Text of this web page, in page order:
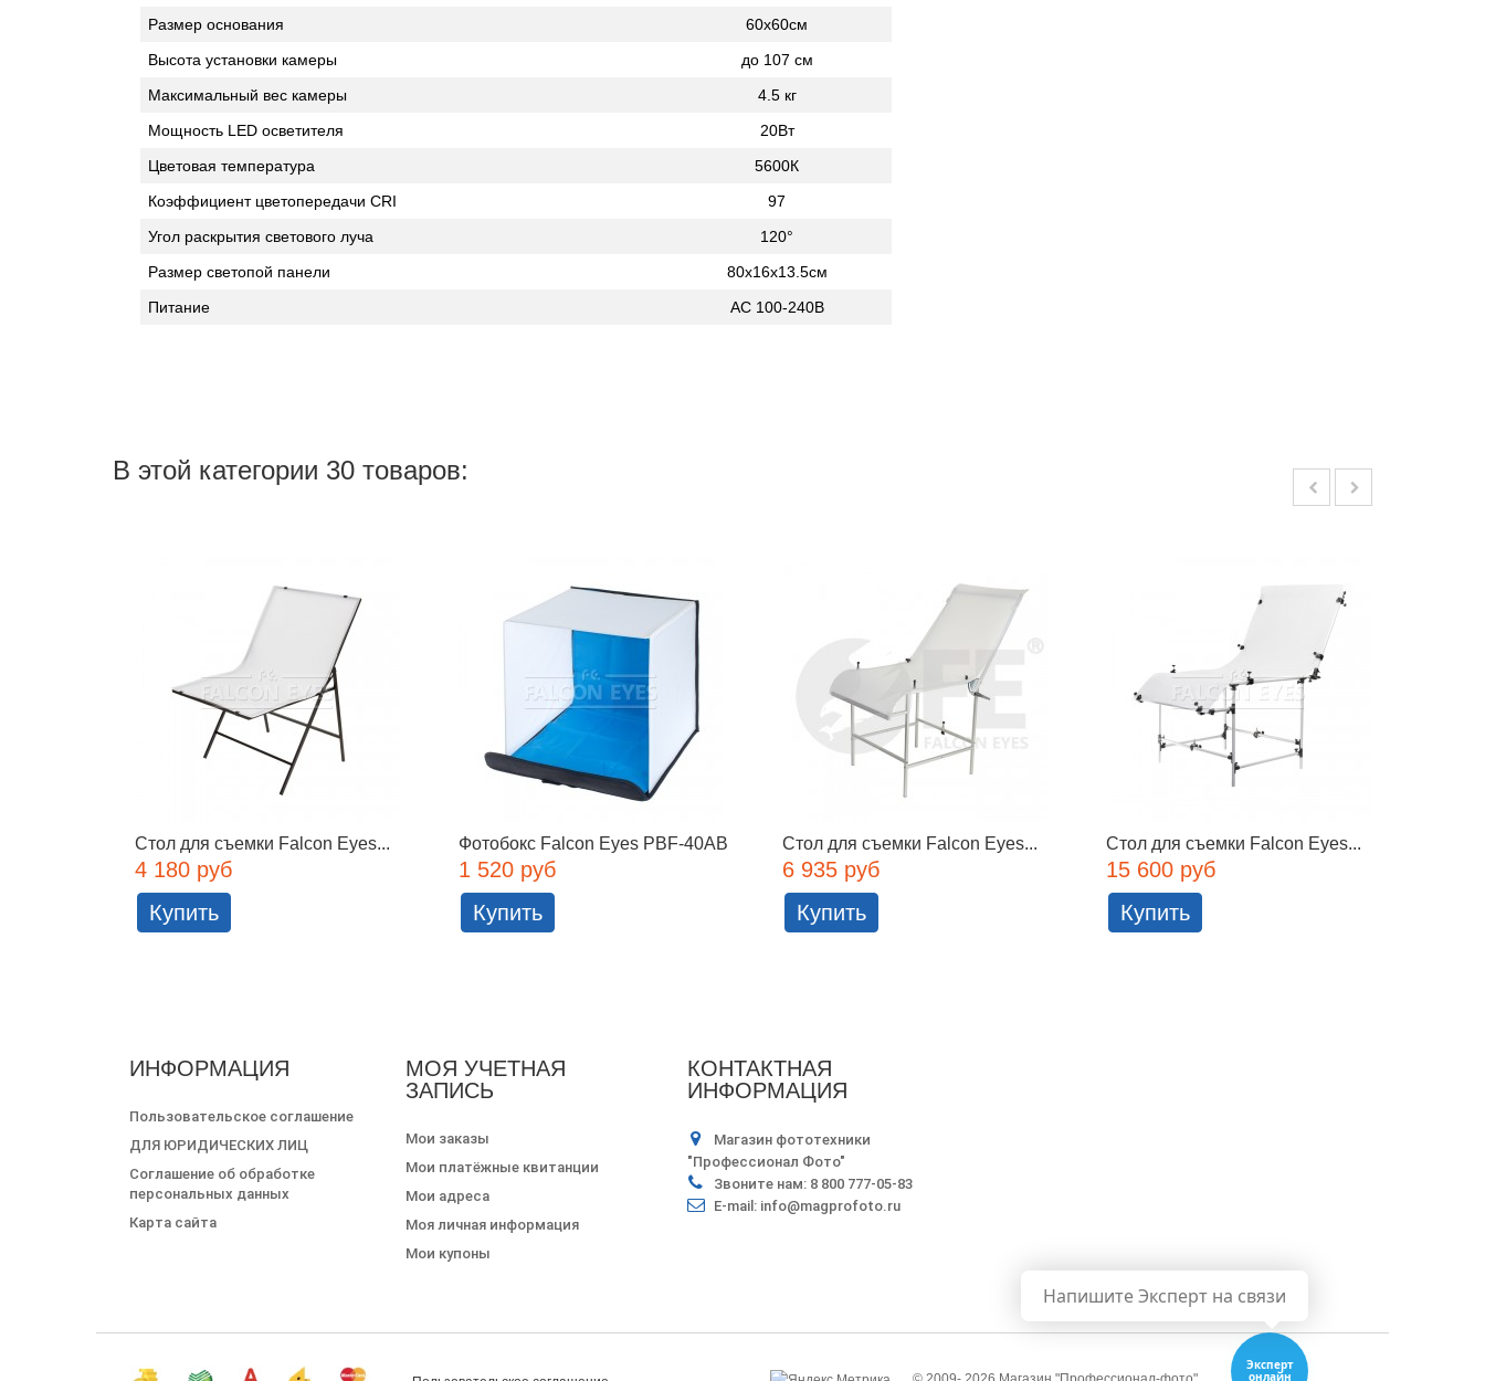
Размер основания
60х60см
Высота установки камеры
до 107 см
Максимальный вес камеры
4.5 кг
Мощность LED осветителя
20Вт
Цветовая температура
5600К
Коэффициент цветопередачи CRI
97
Угол раскрытия светового луча
120°
Размер светопой панели
80х16х13.5см
Питание
АС 100-240В
В этой категории 30 товаров:
Стол для съемки Falcon Eyes...
4 180 руб
Купить
Фотобокс Falcon Eyes PBF-40AB
1 520 руб
Купить
Стол для съемки Falcon Eyes...
6 935 руб
Купить
Стол для съемки Falcon Eyes...
15 600 руб
Купить
ИНФОРМАЦИЯ
Пользовательское соглашение
ДЛЯ ЮРИДИЧЕСКИХ ЛИЦ
Соглашение об обработке
персональных данных
Карта сайта
МОЯ УЧЕТНАЯ
ЗАПИСЬ
Мои заказы
Мои платёжные квитанции
Мои адреса
Моя личная информация
Мои купоны
КОНТАКТНАЯ
ИНФОРМАЦИЯ
Магазин фототехники
"Профессионал Фото"
Звоните нам: 8 800 777-05-83
E-mail: info@magprofoto.ru
Эксперт
онлайн
Напишите Эксперт на связи